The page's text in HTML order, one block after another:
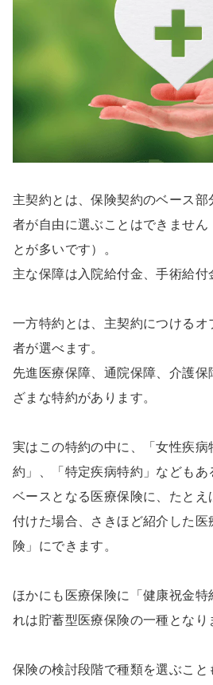
主契約とは、保険契約のベース部
者が自由に選ぶことはできません
とが多いです）。
主な保障は入院給付金、手術給付
一方特約とは、主契約につけるオ
者が選べます。
先進医療保障、通院保障、介護保
ざまな特約があります。
実はこの特約の中に、「女性疾
約」、「特定疾病特約」などもあ
ベースとなる医療保険に、たとえ
付けた場合、さきほど紹介した医
険」にできます。
ほかにも医療保険に「健康祝金特
れは貯蓄型医療保険の一種となり
保険の検討段階で種類を選ぶこと